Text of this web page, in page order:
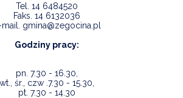
Tel. 14 6484520
Faks. 14 6132036
mail. gmina@zegocina.pl
Godziny pracy:
pn. 7.30 - 16.30,
wt., śr., czw .7.30 - 15.30,
pt. 7.30 - 14.30